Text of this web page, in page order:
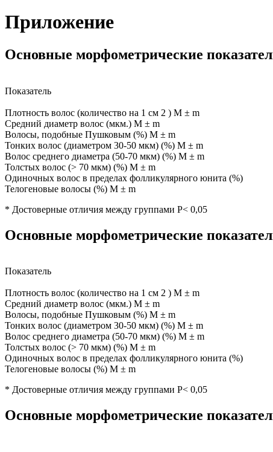
Приложение
Основные морфометрические
Показатель
Плотность волос (количество на 1 см 2 ) M ± m
Средний диаметр волос (мкм.) M ± m
Волосы, подобные Пушковым (%) M ± m
Тонких волос (диаметром 30-50 мкм) (%) M ± m
Волос среднего диаметра (50-70 мкм) (%) M ± m
Толстых волос (> 70 мкм) (%) M ± m
Одиночных волос в пределах фолликулярного юнита (%)
Телогеновые волосы (%) M ± m
* Достоверные отличия между группами P< 0,05
Основные морфометрические
Показатель
Плотность волос (количество на 1 см 2 ) M ± m
Средний диаметр волос (мкм.) M ± m
Волосы, подобные Пушковым (%) M ± m
Тонких волос (диаметром 30-50 мкм) (%) M ± m
Волос среднего диаметра (50-70 мкм) (%) M ± m
Толстых волос (> 70 мкм) (%) M ± m
Одиночных волос в пределах фолликулярного юнита (%)
Телогеновые волосы (%) M ± m
* Достоверные отличия между группами P< 0,05
Основные морфометрические